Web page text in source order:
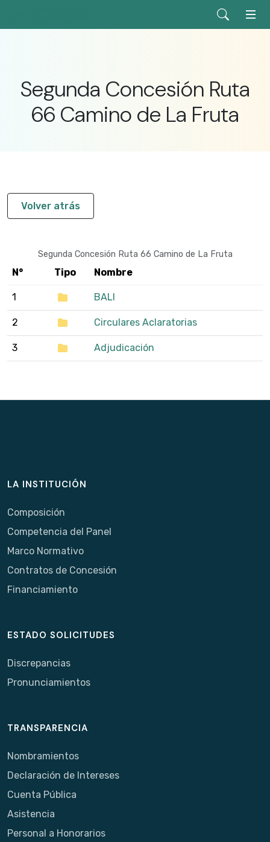
Segunda Concesión Ruta
66 Camino de La Fruta
Volver atrás
Segunda Concesión Ruta 66 Camino de La Fruta
N° Tipo Nombre
1 BALI
2 Circulares Aclaratorias
3 Adjudicación
LA INSTITUCIÓN
Composición
Competencia del Panel
Marco Normativo
Contratos de Concesión
Financiamiento
ESTADO SOLICITUDES
Discrepancias
Pronunciamientos
TRANSPARENCIA
Nombramientos
Declaración de Intereses
Cuenta Pública
Asistencia
Personal a Honorarios